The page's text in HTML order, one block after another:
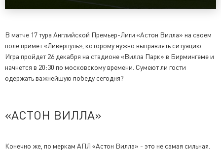
В матче 17 тура Английской Премьер-Лиги «Астон Вилла» на своем
поле примет «Ливерпуль», которому нужно выправлять ситуацию.
Игра пройдет 26 декабря на стадионе «Вилла Парк» в Бирмингеме и
начнется в 20:30 по московскому времени. Сумеют ли гости
одержать важнейшую победу сегодня?
«АСТОН ВИЛЛА»
Конечно же, по меркам АПЛ «Астон Вилла» - это не самая сильная.